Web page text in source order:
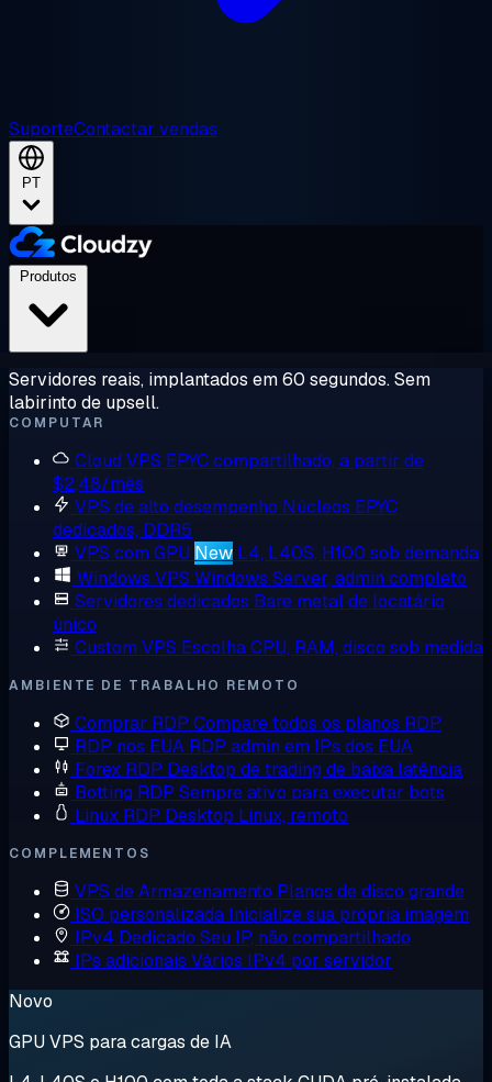
SuporteContactar vendas
PT
Servidores reais, implantados em 60 segundos. Sem
labirinto de upsell.
COMPUTAR
Cloud VPS EPYC compartilhado, a partir de
$2,48/mês
VPS de alto desempenho Núcleos EPYC
dedicados, DDR5
VPS com GPU New L4, L40S, H100 sob demanda
Windows VPS Windows Server, admin completo
Servidores dedicados Bare metal de locatário
único
Custom VPS Escolha CPU, RAM, disco sob medida
AMBIENTE DE TRABALHO REMOTO
Comprar RDP Compare todos os planos RDP
RDP nos EUA RDP admin em IPs dos EUA
Forex RDP Desktop de trading de baixa latência
Botting RDP Sempre ativo para executar bots
Linux RDP Desktop Linux, remoto
COMPLEMENTOS
VPS de Armazenamento Planos de disco grande
ISO personalizada Inicialize sua própria imagem
IPv4 Dedicado Seu IP, não compartilhado
IPs adicionais Vários IPv4 por servidor
Novo
GPU VPS para cargas de IA